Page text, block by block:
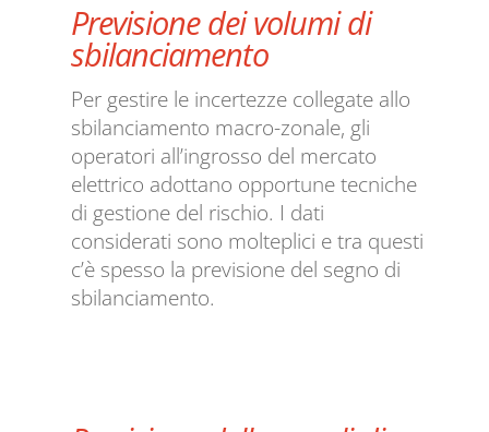
Previsione dei volumi di
sbilanciamento
Per gestire le incertezze collegate allo
sbilanciamento macro-zonale, gli
operatori all’ingrosso del mercato
elettrico adottano opportune tecniche
di gestione del rischio. I dati
considerati sono molteplici e tra questi
c’è spesso la previsione del segno di
sbilanciamento.